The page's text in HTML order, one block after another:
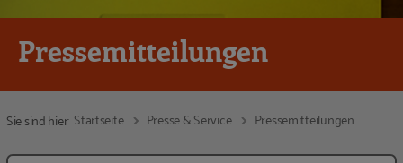
Pressemitteilungen
Sie sind hier: Startseite Presse & Service Pressemitteilungen